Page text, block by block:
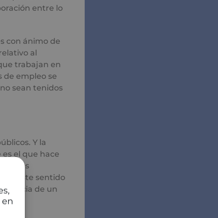
entre lo
con ánimo de
al
trabajan en
de empleo se
sean tenidos
Y la
el que hace
hemos
este sentido
de un